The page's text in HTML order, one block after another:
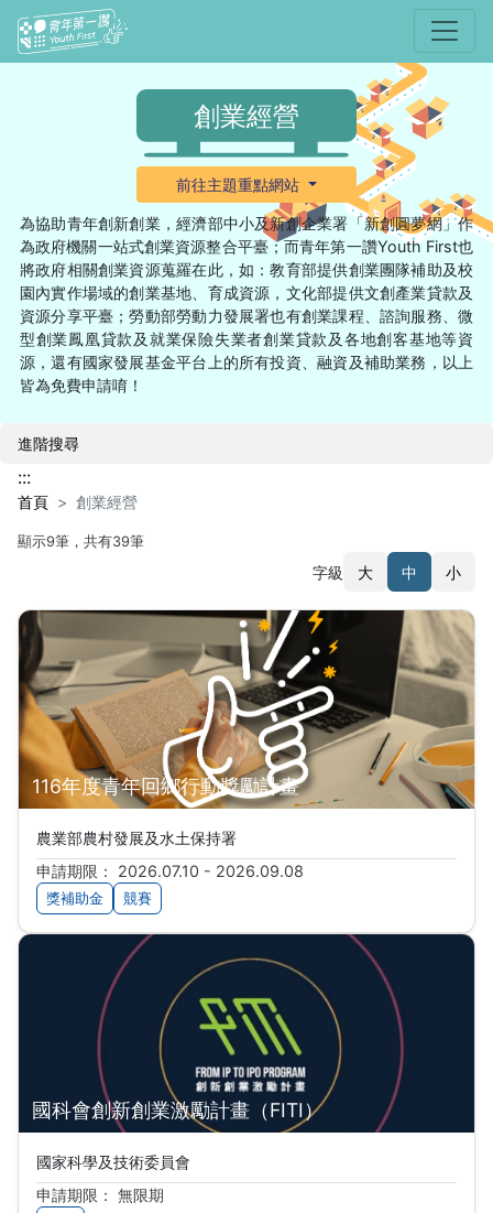
選單
創業經營
前往主題重點網站
為協助青年創新創業，經濟部中小及新創企業署「新創圓夢網」作
為政府機關一站式創業資源整合平臺；而青年第一讚Youth First也
將政府相關創業資源蒐羅在此，如：教育部提供創業團隊補助及校
園內實作場域的創業基地、育成資源，文化部提供文創產業貸款及
資源分享平臺；勞動部勞動力發展署也有創業課程、諮詢服務、微
型創業鳳凰貸款及就業保險失業者創業貸款及各地創客基地等資
源，還有國家發展基金平台上的所有投資、融資及補助業務，以上
皆為免費申請唷！
進階搜尋
:::
首頁 創業經營
顯示9筆，共有39筆
字級 大 中 小
搜尋結果
116年度青年回鄉行動獎勵計畫
農業部農村發展及水土保持署
申請期限： 2026.07.10 - 2026.09.08
獎補助金 競賽
國科會創新創業激勵計畫（FITI）
國家科學及技術委員會
申請期限： 無限期